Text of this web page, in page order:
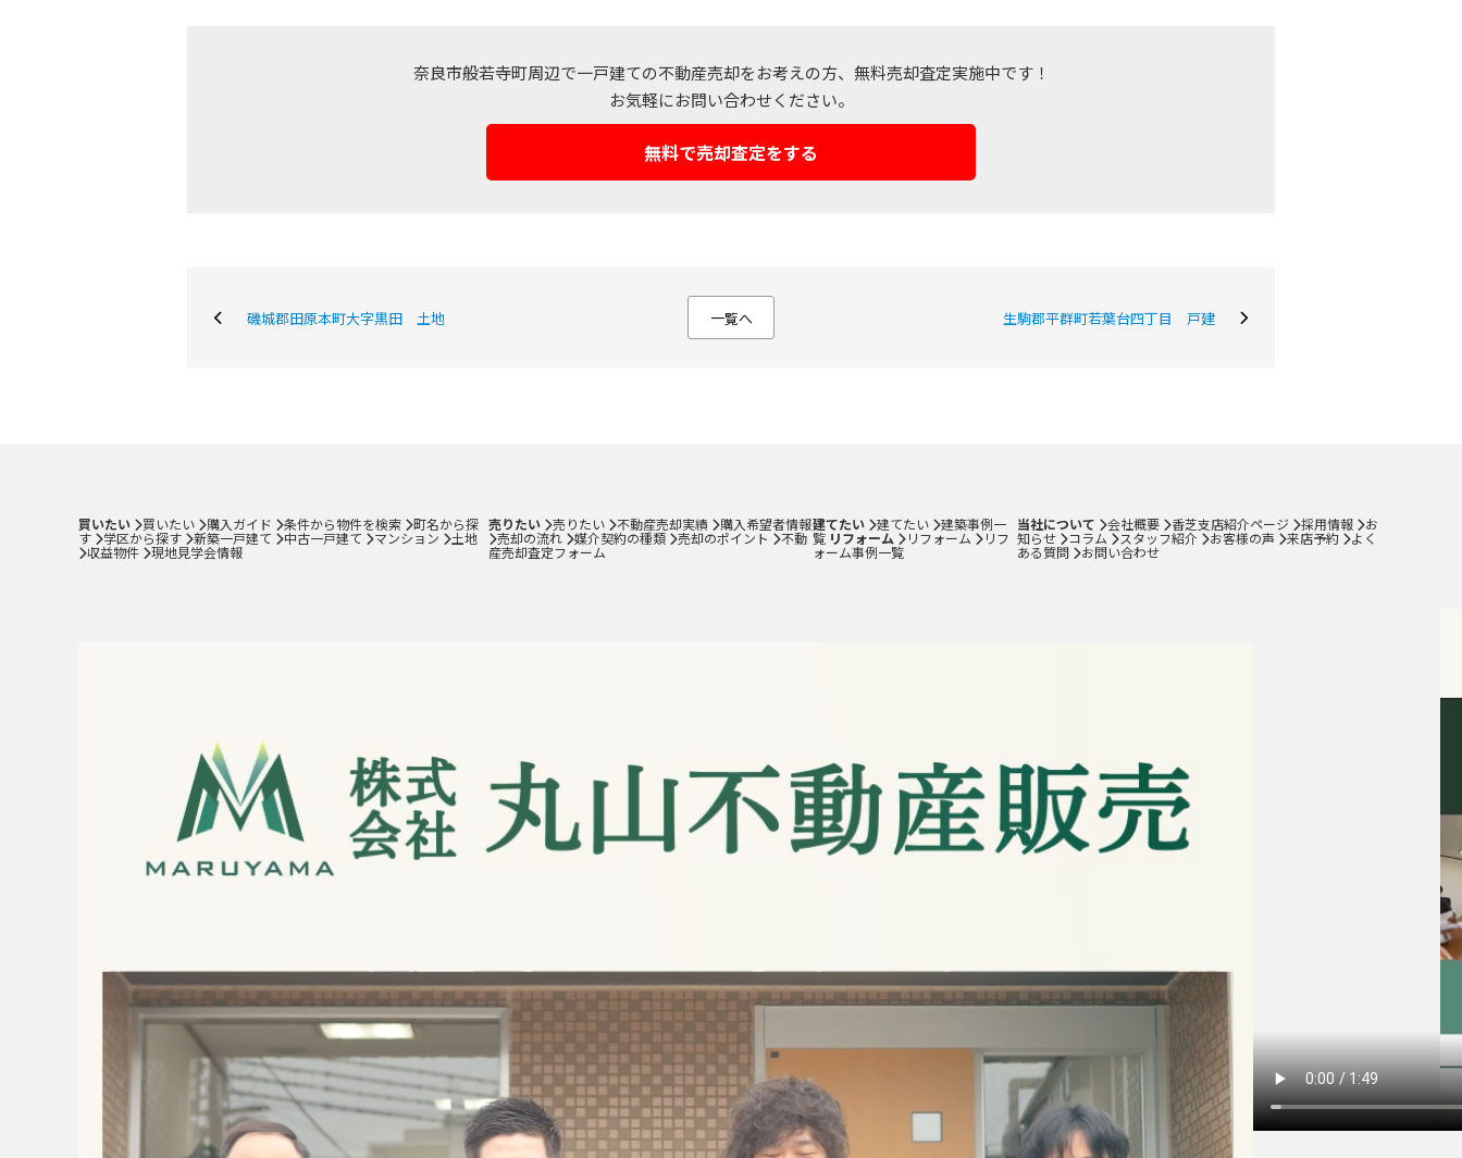
購入ガイド
中古一戸建て
不動産売却査定フォーム
香芝支店紹介ページ
お客様の声
奈良市般若寺町周辺で一戸建ての不動産売却をお考えの方、 無料売却査定実施中です！
お気軽にお問い合わせください。
無料で売却査定をする
磯城郡田原本町大字黒田 土地 一覧へ 生駒郡平群町若葉台四丁目 戸建
買いたい 買いたい 購入ガイド 条件から物件を検索 町名から探
す 学区から探す 新築一戸建て 中古一戸建て マンション 土地
収益物件 現地見学会情報
売りたい 売りたい 不動産売却実績 購入希望者情報
売却の流れ 媒介契約の種類 売却のポイント 不動
産売却査定フォーム
建てたい 建てたい 建築事例一
覧 リフォーム リフォーム リフ
ォーム事例一覧
当社について 会社概要 香芝支店紹介ページ 採用情報 お
知らせ コラム スタッフ紹介 お客様の声 来店予約 よく
ある質問 お問い合わせ